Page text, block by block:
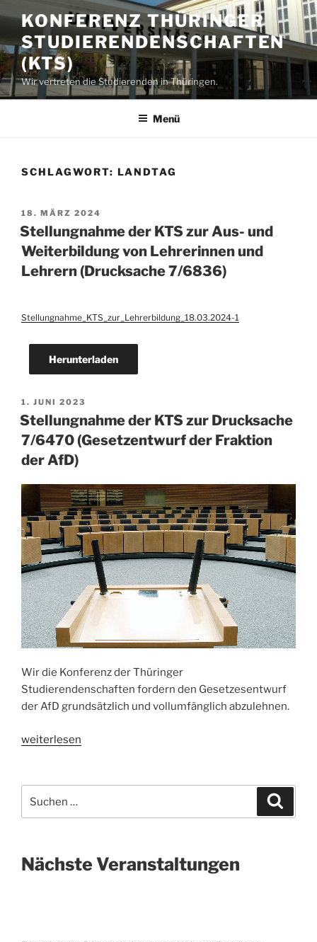
Inhalt
springen
KONFERENZ THÜRINGER
STUDIERENDENSCHAFTEN
(KTS)
Wir vertreten die Studierenden in Thüringen.
Menü
SCHLAGWORT: LANDTAG
VERÖFFENTLICHT
AM
18. MÄRZ 2024
Stellungnahme der KTS zur Aus- und
Weiterbildung von Lehrerinnen und
Lehrern (Drucksache 7/6836)
Stellungnahme_KTS_zur_Lehrerbildung_18.03.2024-1
Herunterladen
VERÖFFENTLICHT
AM
1. JUNI 2023
Stellungnahme der KTS zur Drucksache
7/6470 (Gesetzentwurf der Fraktion
der AfD)
Wir die Konferenz der Thüringer
Studierendenschaften fordern den Gesetzesentwurf
der AfD grundsätzlich und vollumfänglich abzulehnen.
„Stellungnahme
zur
Drucksache
der
Fraktion
weiterlesen
nach:
Nächste Veranstaltungen